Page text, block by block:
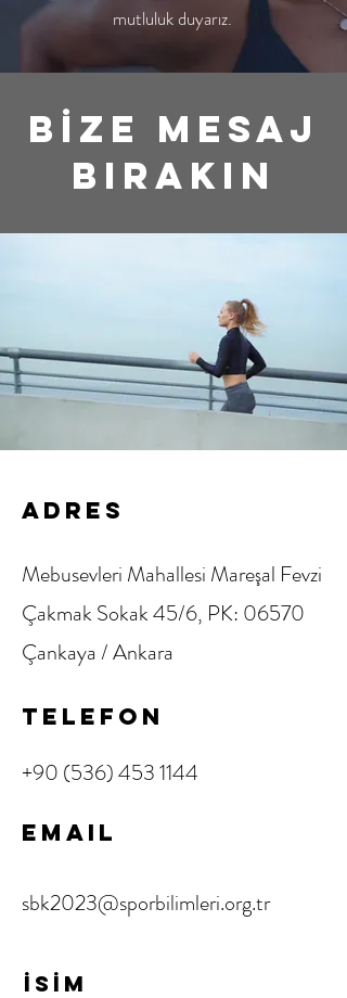
mutluluk duyarız.
bİZE MESAJ
BIRAKIN
ADRES
Mebusevleri Mahallesi Mareşal Fevzi
Çakmak Sokak 45/6, PK: 06570
Çankaya / Ankara
TELEFON
+90 (536) 453 1144
Email
sbk2023@sporbilimleri.org.tr
İSİM